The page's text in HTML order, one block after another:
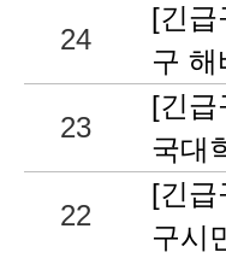
24
[긴급
구
23
[긴급
국대
22
[긴급
구시